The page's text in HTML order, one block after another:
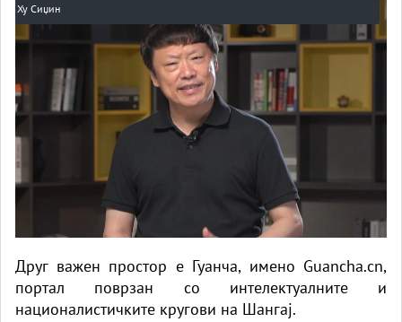
Ху Сиџин
Друг важен простор е Гуанча, имено Guancha.cn,
портал поврзан со интелектуалните и
националистичките кругови на Шангај.